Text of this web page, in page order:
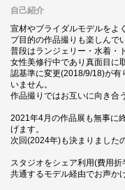
自己紹介
宣材やブライダルモデルをよ
プ目的の作品撮りも楽しんで
普段はランジェリー・水着・
女性美修行中であり真面目に
認基準に変更(2018/9/18)が有
いません。
作品撮りではお互いに向き合
2021年4月の作品展も無事に
げます。
次回(2024年)も決まりました
スタジオをシェア利用(費用折
共通するモデル経由でお声か